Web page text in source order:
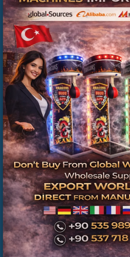
İstanbul Avrupa Yakası
Profesyonel Langırt